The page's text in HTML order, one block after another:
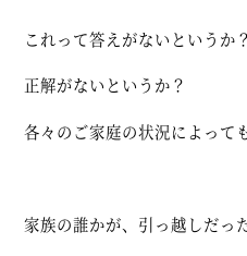
これって答えがないというか？
正解がないというか？
各々のご家庭の状況によって
家族の誰かが、引っ越しだっ